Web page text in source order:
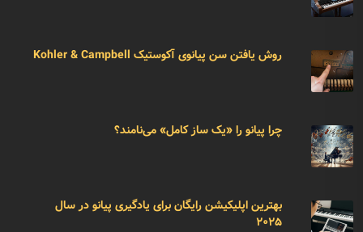
روش یافتن سن پیانوی آکوستیک Kohler & Campbell
چرا پیانو را «یک ساز کامل» می‌نامند؟
بهترین اپلیکیشن رایگان برای یادگیری پیانو در سال
۲۰۲۵